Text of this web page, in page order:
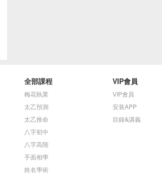
全部課程
梅花執業
太乙預測
太乙推命
八字初中
八字高階
手面相學
姓名學術
VIP會員
VIP會員
安装APP
目錄&講義